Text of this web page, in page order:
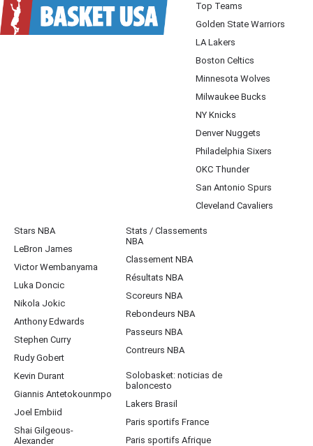
Top Teams
Golden State Warriors
LA Lakers
Boston Celtics
Minnesota Wolves
Milwaukee Bucks
NY Knicks
Denver Nuggets
Philadelphia Sixers
OKC Thunder
San Antonio Spurs
Cleveland Cavaliers
Stars NBA
LeBron James
Victor Wembanyama
Luka Doncic
Nikola Jokic
Anthony Edwards
Stephen Curry
Rudy Gobert
Kevin Durant
Giannis Antetokounmpo
Joel Embiid
Shai Gilgeous-
Alexander
Stats / Classements
NBA
Classement NBA
Résultats NBA
Scoreurs NBA
Rebondeurs NBA
Passeurs NBA
Contreurs NBA
Solobasket: noticias de
baloncesto
Lakers Brasil
Paris sportifs France
Paris sportifs Afrique